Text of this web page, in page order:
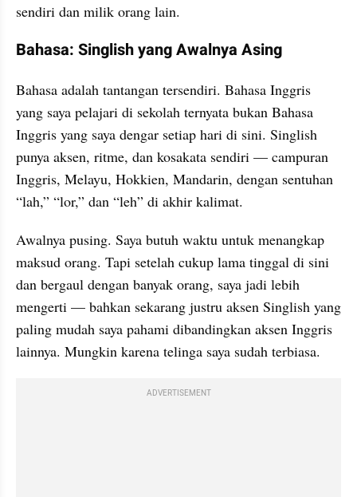
sendiri dan milik orang lain.
Bahasa: Singlish yang Awalnya Asing
Bahasa adalah tantangan tersendiri. Bahasa Inggris
yang saya pelajari di sekolah ternyata bukan Bahasa
Inggris yang saya dengar setiap hari di sini. Singlish
punya aksen, ritme, dan kosakata sendiri — campuran
Inggris, Melayu, Hokkien, Mandarin, dengan sentuhan
“lah,” “lor,” dan “leh” di akhir kalimat.
Awalnya pusing. Saya butuh waktu untuk menangkap
maksud orang. Tapi setelah cukup lama tinggal di sini
dan bergaul dengan banyak orang, saya jadi lebih
mengerti — bahkan sekarang justru aksen Singlish yang
paling mudah saya pahami dibandingkan aksen Inggris
lainnya. Mungkin karena telinga saya sudah terbiasa.
ADVERTISEMENT